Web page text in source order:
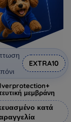
EXTRA10
μεμβράνη
κατά